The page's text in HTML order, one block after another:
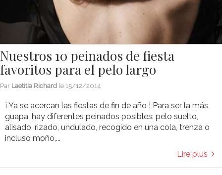
Nuestros 10 peinados de fiesta
favoritos para el pelo largo
Par Laetitia Richard le 15/12/2014
¡ Ya se acercan las fiestas de fin de año ! Para ser la más
guapa, hay diferentes peinados posibles: pelo suelto,
alisado, rizado, undulado, recogido en una cola, trenza o
incluso moño,...
Lire plus